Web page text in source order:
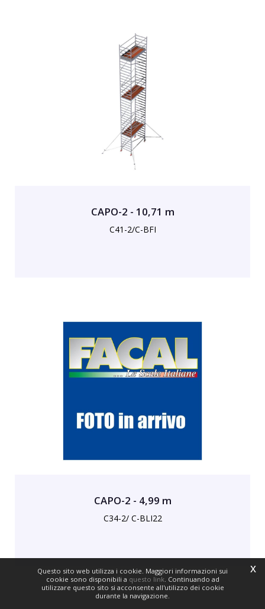
CAPO-2 - 10,71 m
C41-2/C-BFI
CAPO-2 - 4,99 m
C34-2/ C-BLI22
x
Questo sito web utilizza i cookie. Maggiori informazioni sui
cookie sono disponibili a questo link. Continuando ad
utilizzare questo sito si acconsente all'utilizzo dei cookie
durante la navigazione.